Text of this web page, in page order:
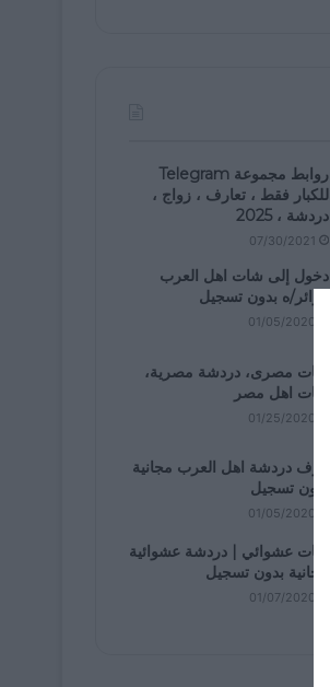
روابط مجموعة Telegram
للكبار فقط ، تعارف ، زواج ،
دردشة ، 2025
07/30/2021
دخول إلى شات اهل العرب
كزائر/ه بدون تسجيل
01/05/2020
شات مصرى، دردشة مصرية،
شات اهل مصر
01/25/2020
غرف دردشة اهل العرب مجانية
بدون تسجيل
01/05/2020
شات عشوائي | دردشة عشوائية
مجانية بدون تسجيل
01/07/2020